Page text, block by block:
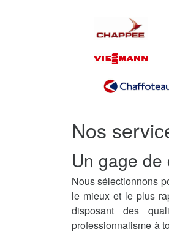
Nos
Un gage de
Nous sélectionnons
le mieux et le plus
disposant des
professionnalisme à